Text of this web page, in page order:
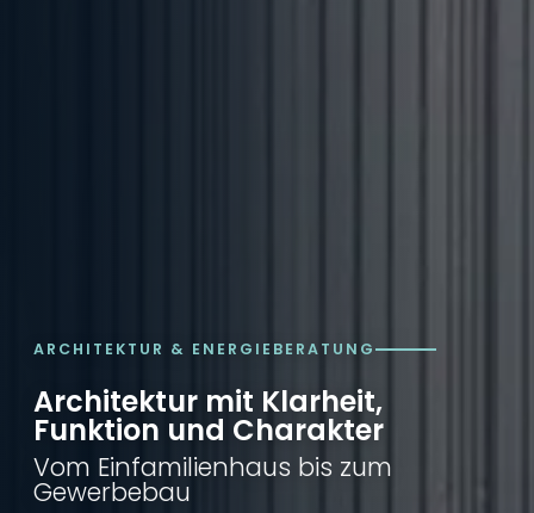
ARCHITEKTUR & ENERGIEBERATUNG
Architektur mit Klarheit,
Funktion und Charakter
Vom Einfamilienhaus bis zum
Gewerbebau